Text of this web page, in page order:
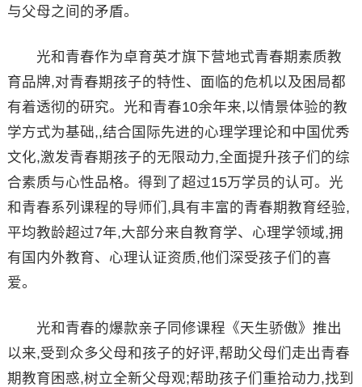
与父母之间的矛盾。
光和青春作为卓育英才旗下营地式青春期素质教
育品牌,对青春期孩子的特性、面临的危机以及困局都
有着透彻的研究。光和青春10余年来,以情景体验的教
学方式为基础,,结合国际先进的心理学理论和中国优秀
文化,激发青春期孩子的无限动力,全面提升孩子们的综
合素质与心性品格。得到了超过15万学员的认可。光
和青春系列课程的导师们,具有丰富的青春期教育经验,
平均教龄超过7年,大部分来自教育学、心理学领域,拥
有国内外教育、心理认证资质,他们深受孩子们的喜
爱。
光和青春的爆款亲子同修课程《天生骄傲》推出
以来,受到众多父母和孩子的好评,帮助父母们走出青春
期教育困惑,树立全新父母观;帮助孩子们重拾动力,找到